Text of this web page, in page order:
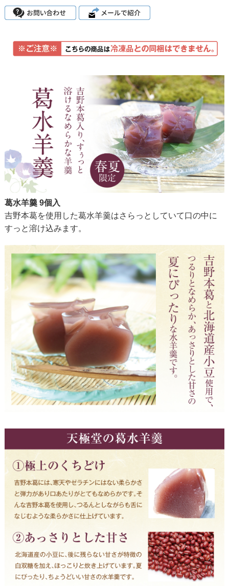
葛水羊羹 9個入
吉野本葛を使用した葛水羊羹はさらっとしていて口の中に
すっと溶け込みます。